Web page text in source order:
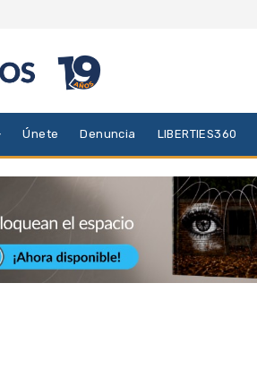
Únete Denuncia LIBERTIES360